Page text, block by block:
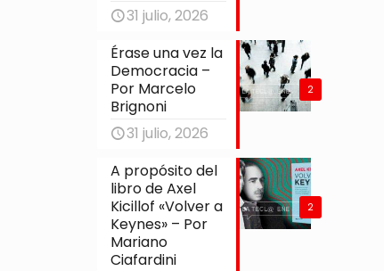
31 julio, 2026
2
Érase una vez la
Democracia –
Por Marcelo
Brignoni
31 julio, 2026
2
A propósito del
libro de Axel
Kicillof «Volver a
Keynes» – Por
Mariano
Ciafardini